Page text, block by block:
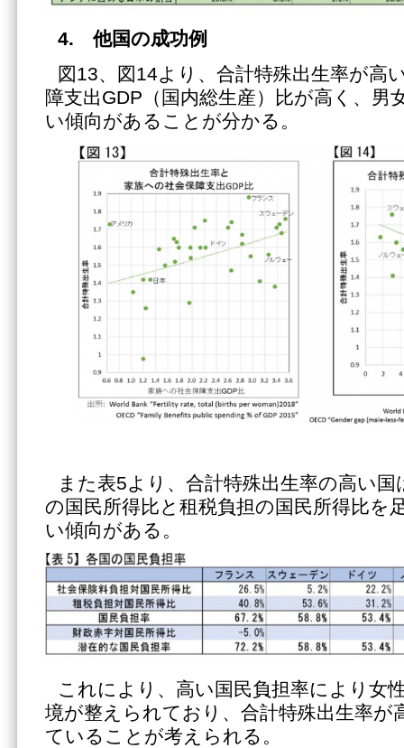
4. 他国の成功例
図13、図14より、合計特殊出生率が高
障支出GDP（国内総生産）比が高く、男
い傾向があることが分かる。
また表5より、合計特殊出生率の高い国
の国民所得比と租税負担の国民所得比を
い傾向がある。
これにより、高い国民負担率により女
境が整えられており、合計特殊出生率が
ていることが考えられる。